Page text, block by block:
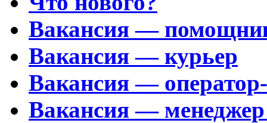
Вакансия —
Вакансия — курьер
Вакансия —
Вакансия —